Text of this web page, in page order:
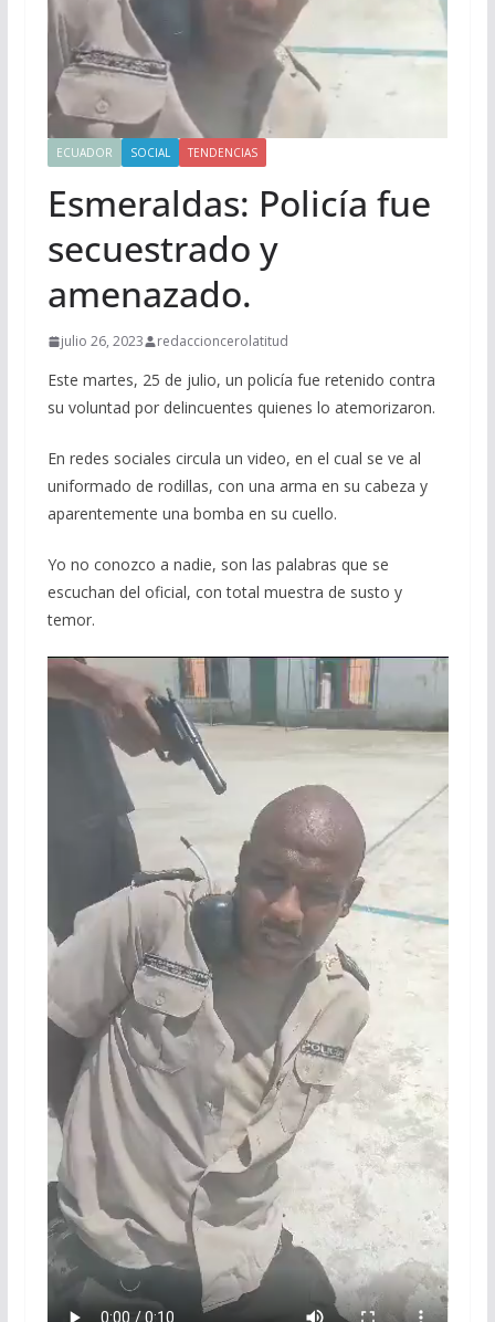
ECUADOR SOCIAL TENDENCIAS
Esmeraldas: Policía fue
secuestrado y
amenazado.
julio 26, 2023 redaccioncerolatitud
Este martes, 25 de julio, un policía fue retenido contra
su voluntad por delincuentes quienes lo atemorizaron.
En redes sociales circula un video, en el cual se ve al
uniformado de rodillas, con una arma en su cabeza y
aparentemente una bomba en su cuello.
Yo no conozco a nadie, son las palabras que se
escuchan del oficial, con total muestra de susto y
temor.